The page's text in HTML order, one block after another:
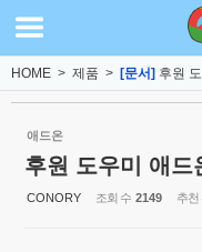
HOME > 제품 > [문서] 후원
애드온
후원 도우미 애드
CONORY 조회 수 2149 추천